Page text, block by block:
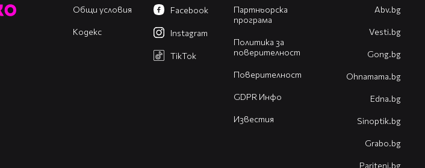
Общи условия
Кодекс
Партньорска
програма
Политика за
поверителност
Поверителност
GDPR Инфо
Известия
Facebook
Instagram
TikTok
Abv.bg
Vesti.bg
Gong.bg
Оhnamama.bg
Edna.bg
Sinoptik.bg
Grabo.bg
Pariteni.bg